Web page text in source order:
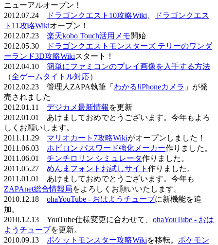
ニューアルオープン！
2012.07.24
ドラゴンクエスト10攻略Wiki
ドラゴンクエス
ト11攻略Wikiオープン！
2012.07.23 楽天kobo Touch活用メモ開始
2012.05.30
ドラゴンクエストモンスターズ テリーのワンダ
ーランド3D攻略Wikiスタート！
2012.04.10 簡単にファミコンのプレイ画像を入手する方法
（全ゲームタイトル対応）
2012.02.23 管理人ZAPA執筆「 わかる!iPhoneカメラ 」が発
売されました
2012.01.11 デジカメ最新情報 を更新
2012.01.01 あけましておめでとうございます。今年もよろ
しくお願いします。
2011.11.29 マリオカート7攻略Wikiがオープンしました！
2011.06.03 ホビロン パスワード強化メーカー作りました。
2011.06.01 チンチロリン シミュレータ作りました。
2011.05.27 めんまフォントお試しサイト 作りました。
2011.01.01 あけましておめでとうございます。今年も
ZAPAnet総合情報局をよろしくお願いいたします。
2010.12.18 ohaYouTube - おはようチューブに新機能を追
加。
2010.12.13 YouTube仕様変更に合わせて、 ohaYouTube - おは
ようチューブを更新。
2010.09.13 ポケットモンスター攻略Wikiを移転。 ポケモン